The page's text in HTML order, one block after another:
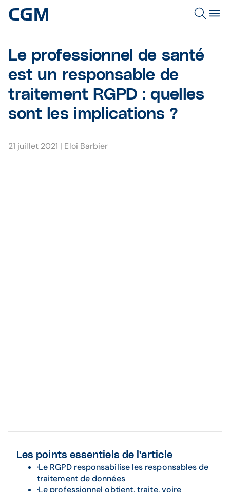
Le professionnel de santé
est un responsable de
traitement RGPD : quelles
sont les implications ?
21 juillet 2021 | Eloi Barbier
Les points essentiels de l'article
·Le RGPD responsabilise les responsables de
traitement de données
·Le professionnel obtient, traite, voire